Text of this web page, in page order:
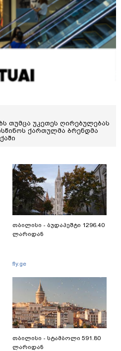
თუმცა უკეთეს ღირებულებას
ქართულმა ბრენდმა
თბილისი - ბუდაპეშტი 1296.40
ლარიდან
fly.ge
თბილისი - სტამბოლი 591.80
ლარიდან